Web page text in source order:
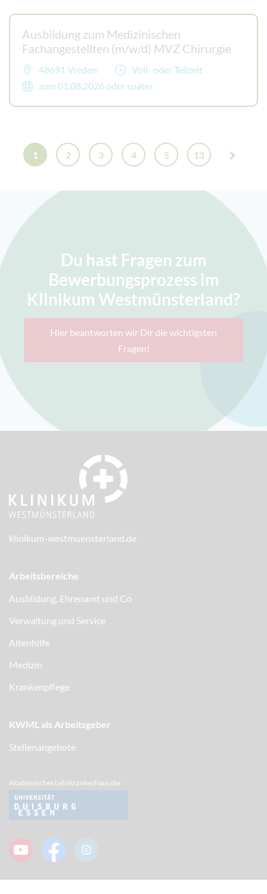
Ausbildung zum Medizinischen
Fachangestellten (m/w/d) MVZ Chirurgie
48691 Vreden
Voll- oder Teilzeit
zum 01.08.2026 oder später
1 2 3 4 5 13
Du hast Fragen zum
Bewerbungsprozess im
Klinikum Westmünsterland?
Hier beantworten wir Dir die wichtigsten
Fragen!
klinikum-westmuensterland.de
Arbeitsbereiche
Ausbildung, Ehrenamt und Co
Verwaltung und Service
Altenhilfe
Medizin
Krankenpflege
KWML als Arbeitsgeber
Stellenangebote
Akademisches Lehrkrankenhaus der